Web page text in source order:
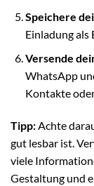
Speichere
Einladung als
Versende
WhatsApp
Kontakte
Tipp:Achte
gut lesbar ist.
viele
Gestaltung und